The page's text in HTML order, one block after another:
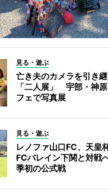
見る・遊ぶ
亡き夫のカメラを引き
「二人展」 宇部・神
フェで写真展
見る・遊ぶ
レノファ山口FC、天皇
FCバレイン下関と対
季初の公式戦